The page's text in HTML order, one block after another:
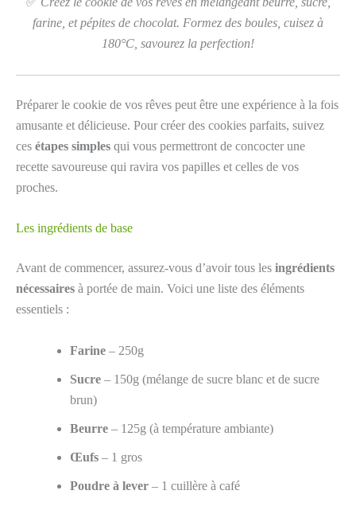
farine, et pépites de chocolat. Formez des boules, cuisez à
180°C, savourez la perfection!
Préparer le cookie de vos rêves peut être une expérience à la fois
amusante et délicieuse. Pour créer des cookies parfaits, suivez
ces étapes simples qui vous permettront de concocter une
recette savoureuse qui ravira vos papilles et celles de vos
proches.
Les ingrédients de base
Avant de commencer, assurez-vous d’avoir tous les ingrédients
nécessaires à portée de main. Voici une liste des éléments
essentiels :
Farine – 250g
Sucre – 150g (mélange de sucre blanc et de sucre
brun)
Beurre – 125g (à température ambiante)
Œufs – 1 gros
Poudre à lever – 1 cuillère à café